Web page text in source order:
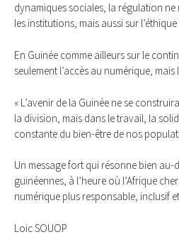
dynamiques sociales, la régulation
les institutions, mais aussi sur
En Guinée comme ailleurs sur le
seulement l’accès au numérique,
« L’avenir de la Guinée ne se
la division, mais dans le travail, la
constante du bien-être de nos
Un message fort qui résonne bien au-
guinéennes, à l’heure où l’Afrique
numérique plus responsable, inclusif
Loic SOUOP